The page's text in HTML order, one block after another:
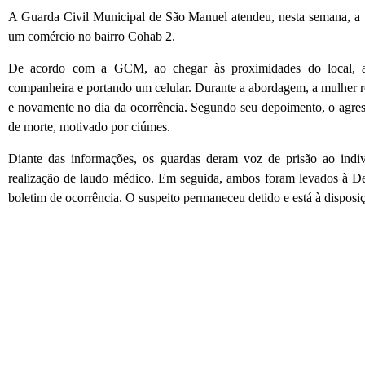
A Guarda Civil Municipal de São Manuel atendeu, nesta semana,
um comércio no bairro Cohab 2.
De acordo com a GCM, ao chegar às proximidades do local,
companheira e portando um celular. Durante a abordagem, a
e novamente no dia da ocorrência. Segundo seu depoimento, o
de morte, motivado por ciúmes.
Diante das informações, os guardas deram voz de prisão ao
realização de laudo médico. Em seguida, ambos foram levados à
boletim de ocorrência. O suspeito permaneceu detido e está à